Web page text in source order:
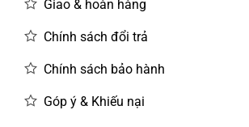
Giao & hoàn hàng
Chính sách đổi trả
Chính sách bảo hành
Góp ý & Khiếu nại